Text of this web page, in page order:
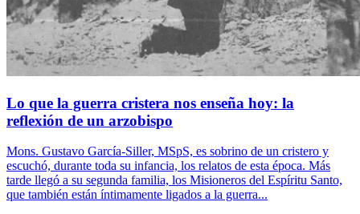
Lo que la guerra cristera nos enseña hoy: la
reflexión de un arzobispo
Mons. Gustavo García-Siller, MSpS, es sobrino de un cristero y
escuchó, durante toda su infancia, los relatos de esta época. Más
tarde llegó a su segunda familia, los Misioneros del Espíritu Santo,
que también están íntimamente ligados a la guerra...